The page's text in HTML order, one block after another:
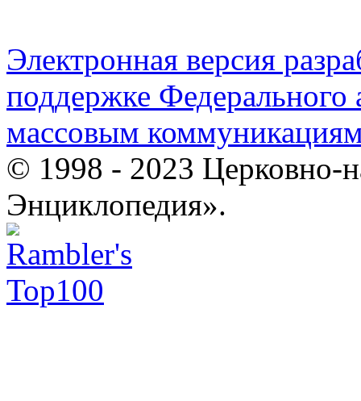
Электронная версия
поддержке Федерального
массовым
© 1998 - 2023 Церковно-
Энциклопедия».